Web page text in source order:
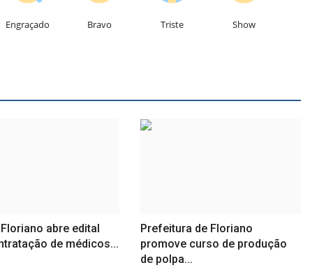
Engraçado Bravo Triste Show
Floriano abre edital
de médicos...
Prefeitura de Floriano
promove curso de produção
de polpa...